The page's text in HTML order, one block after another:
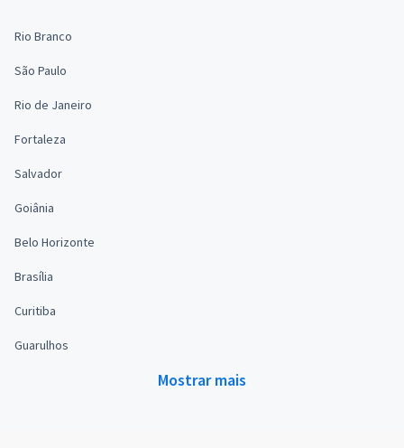
Rio Branco
São Paulo
Rio de Janeiro
Fortaleza
Salvador
Goiânia
Belo Horizonte
Brasília
Curitiba
Guarulhos
Mostrar mais